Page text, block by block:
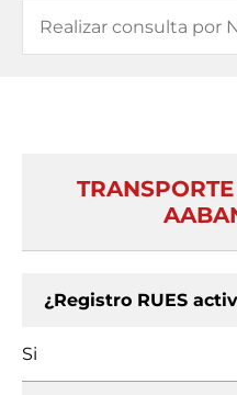
¿Registro RUES
Si